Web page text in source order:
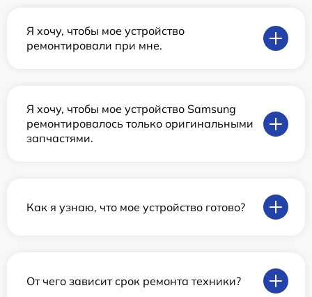
Я хочу, чтобы мое устройство
ремонтировали при мне.
Я хочу, чтобы мое устройство Samsung
ремонтировалось только оригинальными
запчастями.
Как я узнаю, что мое устройство готово?
От чего зависит срок ремонта техники?